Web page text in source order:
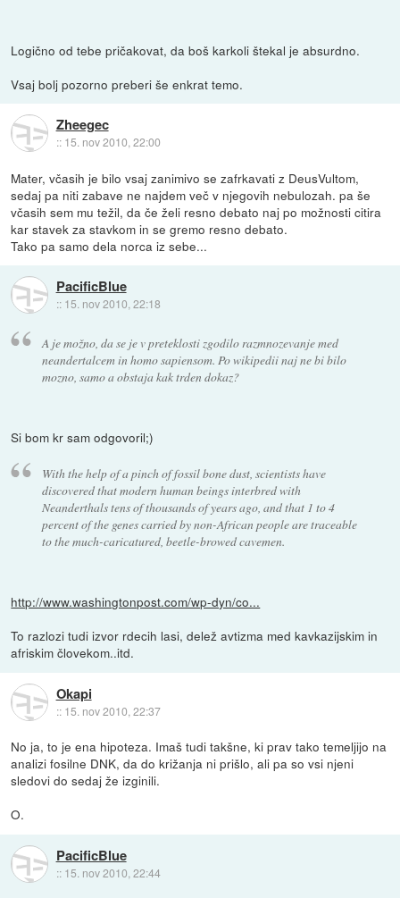
Logično od tebe pričakovat, da boš karkoli štekal je absurdno.
Vsaj bolj pozorno preberi še enkrat temo.
Zheegec
:: 15. nov 2010, 22:00
Mater, včasih je bilo vsaj zanimivo se zafrkavati z DeusVultom,
sedaj pa niti zabave ne najdem več v njegovih nebulozah. pa še
včasih sem mu težil, da če želi resno debato naj po možnosti citira
kar stavek za stavkom in se gremo resno debato.
Tako pa samo dela norca iz sebe...
PacificBlue
:: 15. nov 2010, 22:18
A je možno, da se je v preteklosti zgodilo razmnozevanje med
neandertalcem in homo sapiensom. Po wikipedii naj ne bi bilo
mozno, samo a obstaja kak trden dokaz?
Si bom kr sam odgovoril;)
With the help of a pinch of fossil bone dust, scientists have
discovered that modern human beings interbred with
Neanderthals tens of thousands of years ago, and that 1 to 4
percent of the genes carried by non-African people are traceable
to the much-caricatured, beetle-browed cavemen.
http://www.washingtonpost.com/wp-dyn/co...
To razlozi tudi izvor rdecih lasi, delež avtizma med kavkazijskim in
afriskim človekom..itd.
Okapi
:: 15. nov 2010, 22:37
No ja, to je ena hipoteza. Imaš tudi takšne, ki prav tako temeljijo na
analizi fosilne DNK, da do križanja ni prišlo, ali pa so vsi njeni
sledovi do sedaj že izginili.
O.
PacificBlue
:: 15. nov 2010, 22:44